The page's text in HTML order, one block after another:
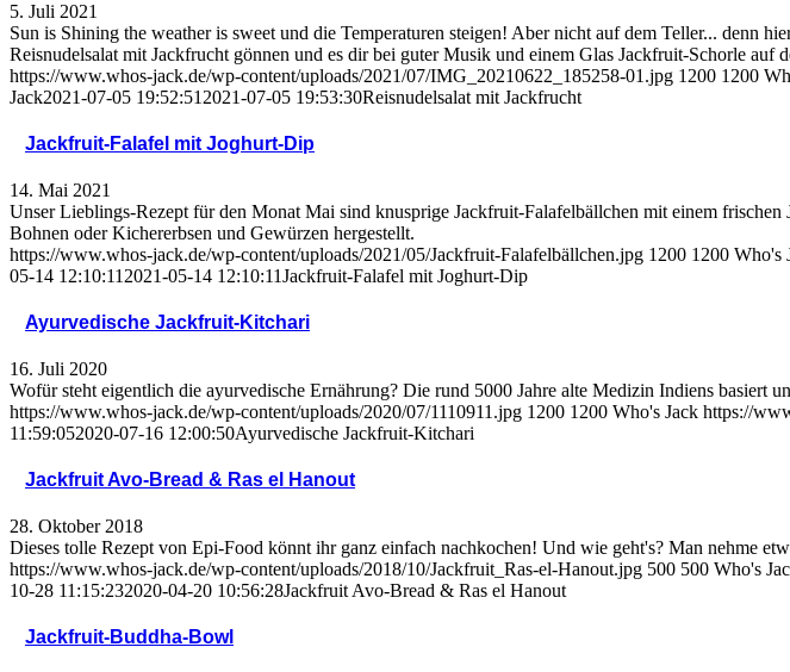
5. Juli 2021
Sun is Shining the weather is sweet und die Temperaturen steigen! Aber nicht auf dem Teller... denn
Reisnudelsalat mit Jackfrucht gönnen und es dir bei guter Musik und einem Glas Jackfruit-Schorle
https://www.whos-jack.de/wp-content/uploads/2021/07/IMG_20210622_185258-01.jpg 1200 1200
Jack2021-07-05 19:52:51 2021-07-05 19:53:30Reisnudelsalat mit Jackfrucht
Jackfruit-Falafel mit Joghurt-Dip
14. Mai 2021
Unser Lieblings-Rezept für den Monat Mai sind knusprige Jackfruit-Falafelbällchen mit einem
Bohnen oder Kichererbsen und Gewürzen hergestellt.
https://www.whos-jack.de/wp-content/uploads/2021/05/Jackfruit-Falafelbällchen.jpg 1200 1200 Who's
05-14 12:10:11 2021-05-14 12:10:11Jackfruit-Falafel mit Joghurt-Dip
Ayurvedische Jackfruit-Kitchari
16. Juli 2020
Wofür steht eigentlich die ayurvedische Ernährung? Die rund 5000 Jahre alte Medizin Indiens basiert
https://www.whos-jack.de/wp-content/uploads/2020/07/1110911.jpg 1200 1200 Who's Jack https://
11:59:052020-07-16 12:00:50Ayurvedische Jackfruit-Kitchari
Jackfruit Avo-Bread & Ras el Hanout
28. Oktober 2018
Dieses tolle Rezept von Epi-Food könnt ihr ganz einfach nachkochen! Und wie geht's? Man nehme
https://www.whos-jack.de/wp-content/uploads/2018/10/Jackfruit_Ras-el-Hanout.jpg 500 500 Who's
10-28 11:15:232020-04-20 10:56:28Jackfruit Avo-Bread & Ras el Hanout
Jackfruit-Buddha-Bowl